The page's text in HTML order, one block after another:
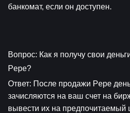
банкомат, если он доступен.
Вопрос: Как я получу свои
Pepe?
Ответ: После продажи Pepe
зачисляются на ваш счет на
вывести их на предпочитаемый